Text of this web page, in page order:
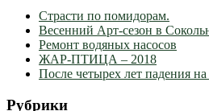
Страсти по помидорам.
Весенний Арт-сезон в
Ремонт водяных насосов
ЖАР-ПТИЦА – 2018
После четырех лет падения
Рубрики